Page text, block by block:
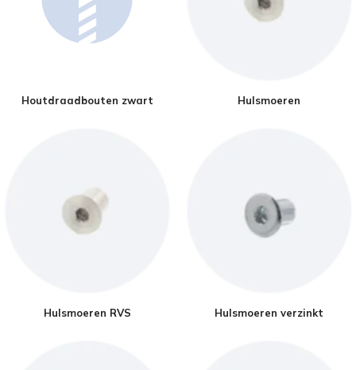
Houtdraadbouten zwart Hulsmoeren
Hulsmoeren RVS Hulsmoeren verzinkt